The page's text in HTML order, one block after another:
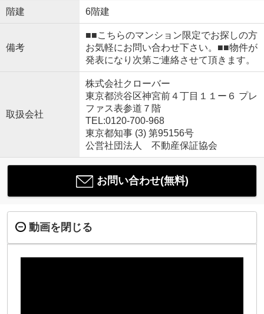
階建 6階建
備考
■■こちらのマンション限定でお探しの方
お気軽にお問い合わせ下さい。■■物件が
発表になり次第ご連絡させて頂きます。
取扱会社
株式会社クローバー
東京都渋谷区神宮前４丁目１１ー６ プレ
ファス表参道７階
TEL:0120-700-968
東京都知事 (3) 第95156号
公営社団法人 不動産保証協会
お問い合わせ(無料)
動画を閉じる